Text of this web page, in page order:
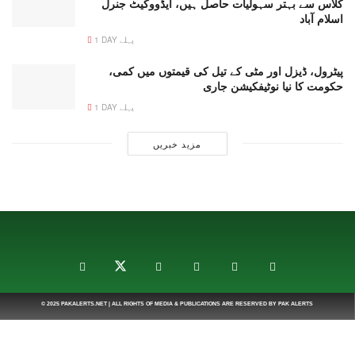
کلاس سے بہتر سہولیات حاصل ہیں، ایڈووکیٹ جنرل
اسلام آباد
1 DAY پہلے
پیٹرول، ڈیزل اور مٹی کے تیل کی قیمتوں میں کمی،
حکومت کا نیا نوٹیفکیشن جاری
1 DAY پہلے
مزید خبریں
© 2025 PAKALERTS.NET| ALL RIGHTS OF MEDIA & PUBLICATIONS ARE RESERVED BY PAK ALERTS